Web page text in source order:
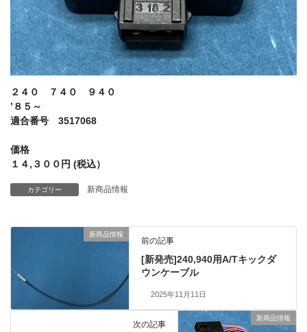
２４０ ７４０ ９４０
’８５～
適合番号 3517068
価格
１４,３００円 (税込）
カテゴリー 新商品情報
新商品情報
前の記事
[新発売]240,940用A/Tキックダ
ウンケーブル
2025年11月11日
新商品情報
次の記事